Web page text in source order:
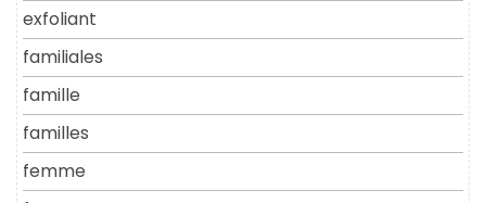
exfoliant
familiales
famille
familles
femme